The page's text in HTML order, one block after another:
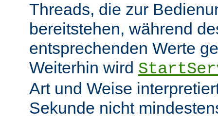
Threads, die zur
bereitstehen, während
entsprechenden Werte
Weiterhin wird
Art und Weise
Sekunde nicht